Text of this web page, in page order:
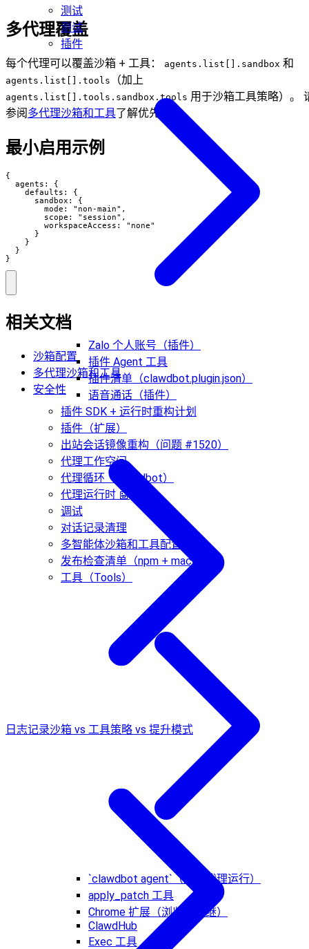
测试
测试
插件
Zalo 个人账号（插件）
插件 Agent 工具
插件清单（clawdbot.plugin.json）
语音通话（插件）
插件 SDK + 运行时重构计划
插件（扩展）
出站会话镜像重构（问题 #1520）
代理工作空间
代理循环（Clawdbot）
代理运行时 🤖
调试
对话记录清理
多智能体沙箱和工具配置
发布检查清单（npm + macOS）
工具（Tools）
`clawdbot agent`（直接代理运行）
apply_patch 工具
Chrome 扩展（浏览器中继）
ClawdHub
Exec 工具
多代理覆盖
每个代理可以覆盖沙箱 + 工具： agents.list[].sandbox 和
agents.list[].tools （加上
agents.list[].tools.sandbox.tools 用于沙箱工具策略）。
参阅多代理沙箱和工具了解优先级。
最小启用示例
{
  agents: {
    defaults: {
      sandbox: {
        mode: "non-main",
        scope: "session",
        workspaceAccess: "none"
      }
    }
  }
}
相关文档
沙箱配置
多代理沙箱和工具
安全性
日志记录沙箱 vs 工具策略 vs 提升模式